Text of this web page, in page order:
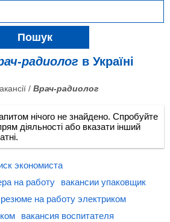
Пошук
радиолог в Україні
/ Врач-радиолог
нічого не знайдено. Спробуйте
діяльності або вказати інший
экономиста
на работу
вакансии упаковщик
резюме на работу электриком
вакансия воспитателя